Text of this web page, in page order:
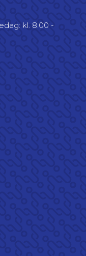
kl. 8.00 -